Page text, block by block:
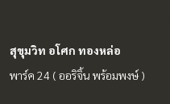
สุขุมวิท อโศก ทองหล่อ
พาร์ค 24 ( ออริจิ้น พร้อมพงษ์ )